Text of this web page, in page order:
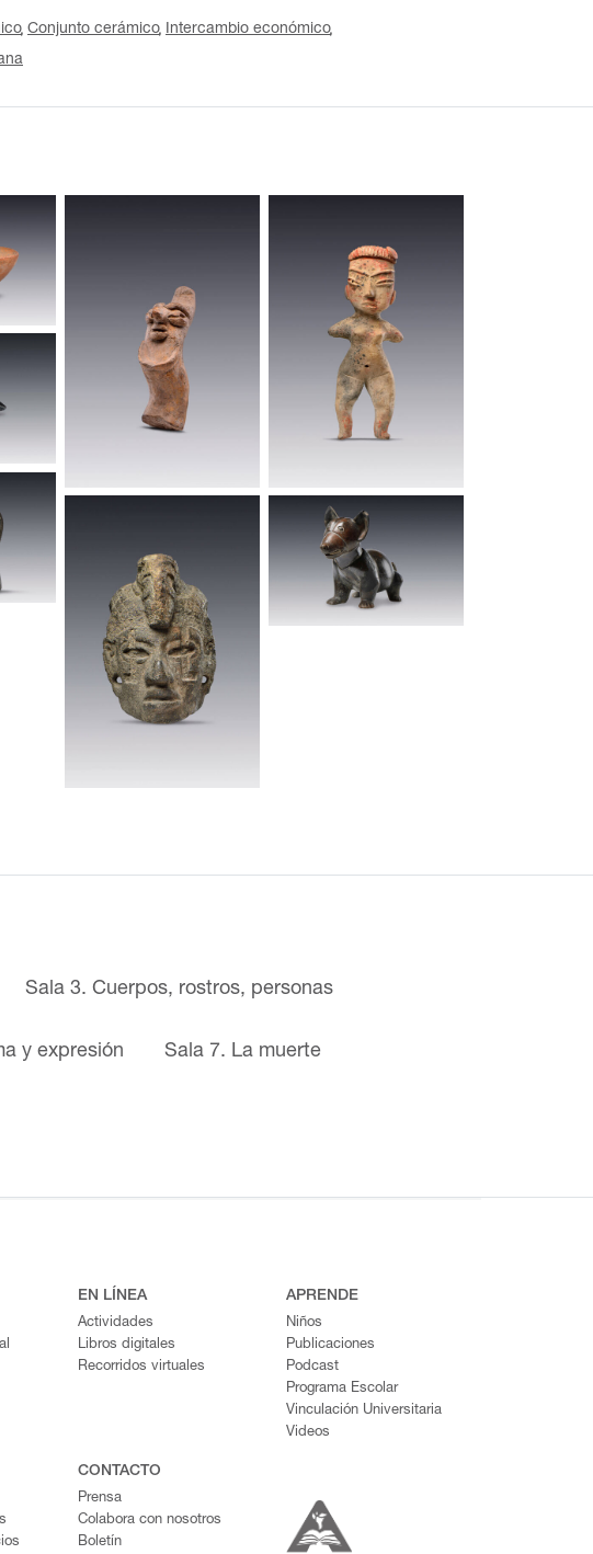
Conjunto cerámico Intercambio económico
Sala 3. Cuerpos, rostros, personas
y expresión Sala 7. La muerte
EN LÍNEA
Actividades
Libros digitales
Recorridos virtuales
APRENDE
Niños
Publicaciones
Podcast
Programa Escolar
Vinculación Universitaria
Videos
CONTACTO
Prensa
Colabora con nosotros
Boletín